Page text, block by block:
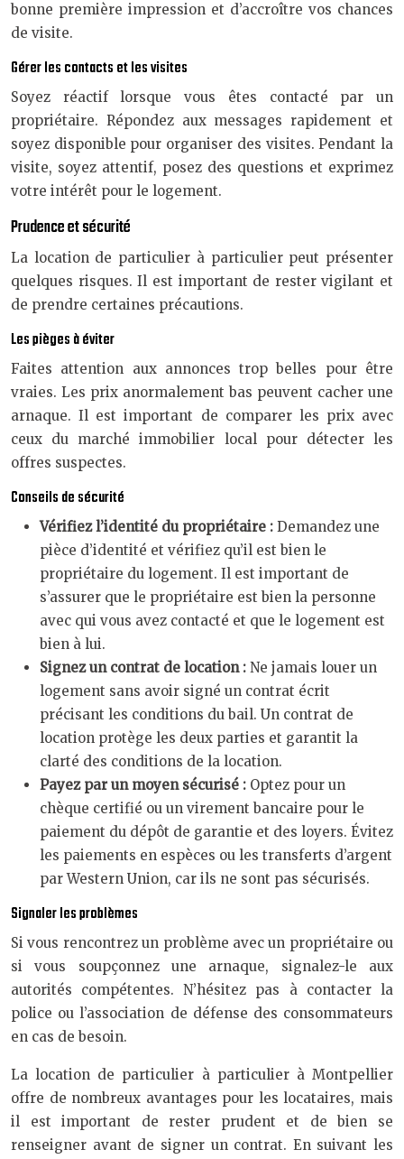
bonne première impression et d’accroître vos chances
de visite.
Gérer les contacts et les visites
Soyez réactif lorsque vous êtes contacté par un
propriétaire. Répondez aux messages rapidement et
soyez disponible pour organiser des visites. Pendant la
visite, soyez attentif, posez des questions et exprimez
votre intérêt pour le logement.
Prudence et sécurité
La location de particulier à particulier peut présenter
quelques risques. Il est important de rester vigilant et
de prendre certaines précautions.
Les pièges à éviter
Faites attention aux annonces trop belles pour être
vraies. Les prix anormalement bas peuvent cacher une
arnaque. Il est important de comparer les prix avec
ceux du marché immobilier local pour détecter les
offres suspectes.
Conseils de sécurité
Vérifiez l’identité du propriétaire : Demandez une
pièce d’identité et vérifiez qu’il est bien le
propriétaire du logement. Il est important de
s’assurer que le propriétaire est bien la personne
avec qui vous avez contacté et que le logement est
bien à lui.
Signez un contrat de location : Ne jamais louer un
logement sans avoir signé un contrat écrit
précisant les conditions du bail. Un contrat de
location protège les deux parties et garantit la
clarté des conditions de la location.
Payez par un moyen sécurisé : Optez pour un
chèque certifié ou un virement bancaire pour le
paiement du dépôt de garantie et des loyers. Évitez
les paiements en espèces ou les transferts d’argent
par Western Union, car ils ne sont pas sécurisés.
Signaler les problèmes
Si vous rencontrez un problème avec un propriétaire ou
si vous soupçonnez une arnaque, signalez-le aux
autorités compétentes. N’hésitez pas à contacter la
police ou l’association de défense des consommateurs
en cas de besoin.
La location de particulier à particulier à Montpellier
offre de nombreux avantages pour les locataires, mais
il est important de rester prudent et de bien se
renseigner avant de signer un contrat. En suivant les